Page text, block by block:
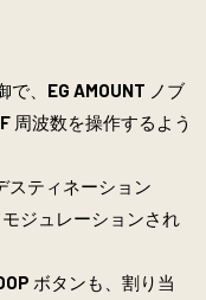
、 EG AMOUNT ノブ
周波数を操作するよう
スティネーション
ジュレーションされ
ボタンも、割り当